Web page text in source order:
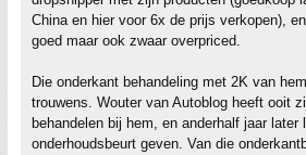
China en hier voor 6x de prijs verkopen),
goed maar ook zwaar overpriced.
Die onderkant behandeling met 2K van
trouwens. Wouter van Autoblog heeft ooit
behandelen bij hem, en anderhalf jaar
onderhoudsbeurt geven. Van die